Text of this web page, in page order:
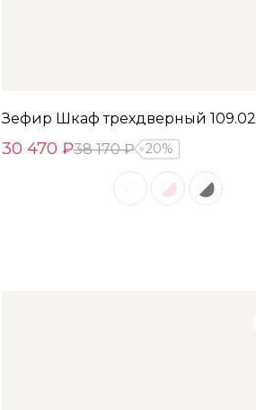
Зефир Шкаф трехдверный 109.02
30 470 ₽38 170 ₽ 20%